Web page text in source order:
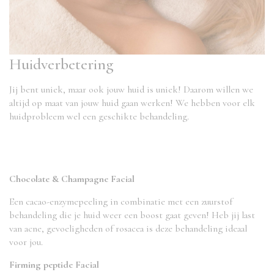
Huidverbetering
Jij bent uniek, maar ook jouw huid is uniek! Daarom willen we
altijd op maat van jouw huid gaan werken! We hebben voor elk
huidprobleem wel een geschikte behandeling.
Chocolate & Champagne Facial
Een cacao-enzymepeeling in combinatie met een zuurstof
behandeling die je huid weer een boost gaat geven! Heb jij last
van acne, gevoeligheden of rosacea is deze behandeling ideaal
voor jou.
Firming peptide Facial